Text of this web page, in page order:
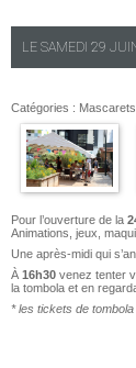
LESAMEDI 29
Catégories : Mascarets
Pour l’ouverture de la
Animations, jeux,
Une après-midi qui
À 16h30 venez tenter
la tombola et en
* les tickets de